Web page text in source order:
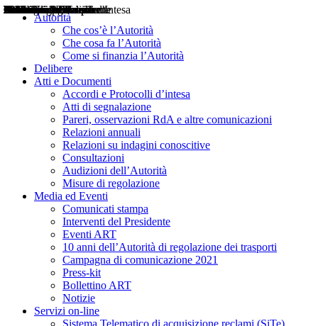
Autorità
Che cos’è l’Autorità
Che cosa fa l’Autorità
Come si finanzia l’Autorità
Delibere
Atti e Documenti
Accordi e Protocolli d’intesa
Atti di segnalazione
Pareri, osservazioni RdA e altre comunicazioni
Relazioni annuali
Relazioni su indagini conoscitive
Consultazioni
Audizioni dell’Autorità
Misure di regolazione
Media ed Eventi
Comunicati stampa
Interventi del Presidente
Eventi ART
10 anni dell’Autorità di regolazione dei trasporti
Campagna di comunicazione 2021
Press-kit
Bollettino ART
Notizie
Servizi on-line
Sistema Telematico di acquisizione reclami (SiTe)
Delibere
Pareri
Consultazioni
Audizioni
Atti di Segnalazione
Accordi e Protocolli d'Intesa
Relazioni annuali
Misure di regolazione
Notizie
Comunicati Stampa
Bollettini ART
Convegni ART
Interviste del Presidente
Articoli in primo piano
Interventi del Presidente
2004
2005
2010
2013
2014
2015
2016
2017
2018
2019
202
2020
2021
2022
2023
2024
2025
2026
Aereo
Marittimo
Terrestre